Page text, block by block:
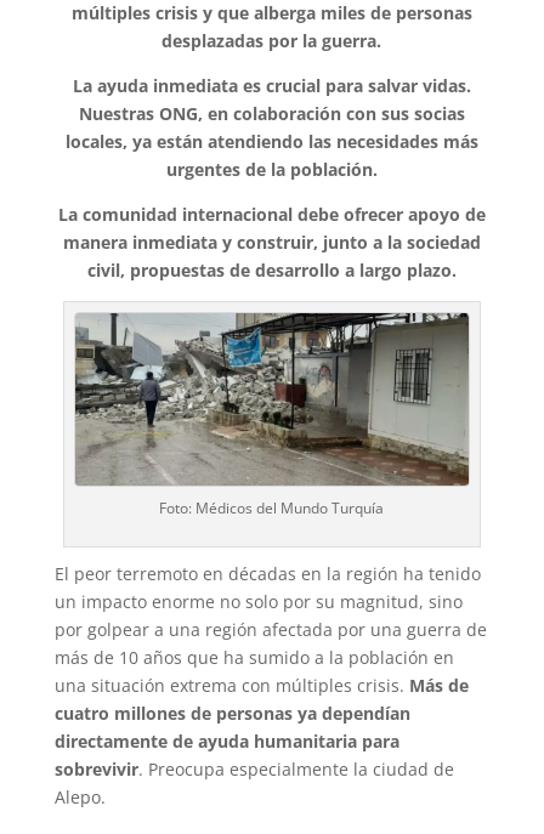
múltiples crisis y que alberga miles de personas
desplazadas por la guerra.
La ayuda inmediata es crucial para salvar vidas.
Nuestras ONG, en colaboración con sus socias
locales, ya están atendiendo las necesidades más
urgentes de la población.
La comunidad internacional debe ofrecer apoyo de
manera inmediata y construir, junto a la sociedad
civil, propuestas de desarrollo a largo plazo.
Foto: Médicos del Mundo Turquía
El peor terremoto en décadas en la región ha tenido
un impacto enorme no solo por su magnitud, sino
por golpear a una región afectada por una guerra de
más de 10 años que ha sumido a la población en
una situación extrema con múltiples crisis. Más de
cuatro millones de personas ya dependían
directamente de ayuda humanitaria para
sobrevivir. Preocupa especialmente la ciudad de
Alepo.